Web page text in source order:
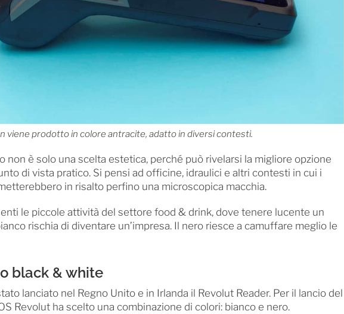
viene prodotto in colore antracite, adatto in diversi contesti.
non è solo una scelta estetica, perché può rivelarsi la migliore opzione
di vista pratico. Si pensi ad officine, idraulici e altri contesti in cui i
in risalto perfino una microscopica macchia.
le piccole attività del settore food & drink, dove tenere lucente un
rischia di diventare un’impresa. Il nero riesce a camuffare meglio le
black & white
lanciato nel Regno Unito e in Irlanda il Revolut Reader. Per il lancio del
Revolut ha scelto una combinazione di colori: bianco e nero.